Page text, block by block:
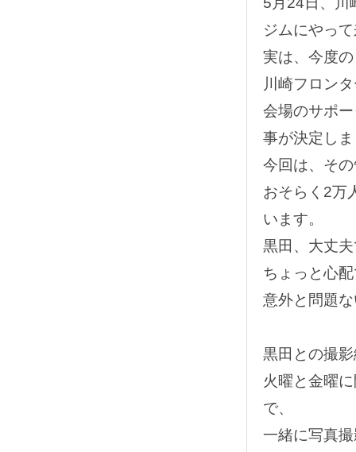
ジムにやっ
実は、今度
川崎フロン
会場のサポ
事が決定し
今回は、そ
おそらく2万
います。
黒田、大丈
ちょっと心
意外と問題
黒田との撮
火曜と金曜
で、
一緒に写真